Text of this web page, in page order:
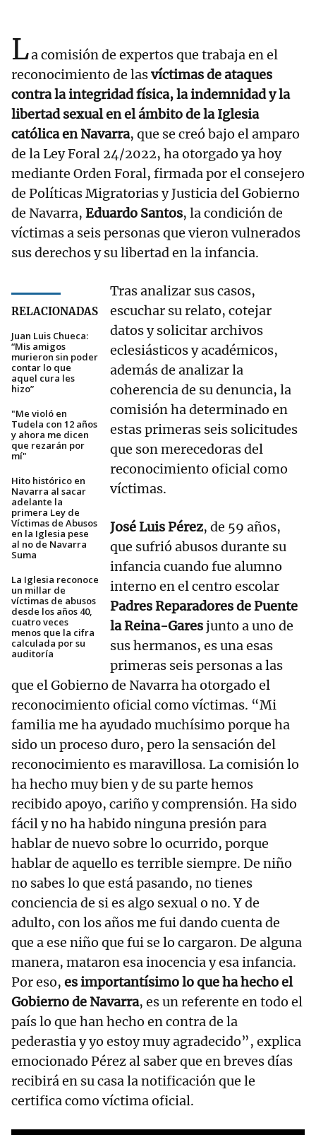
La comisión de expertos que trabaja en el
reconocimiento de lasvíctimas de ataques
contra la integridad física, la indemnidad y la
libertad sexual en el ámbito de la Iglesia
católica en Navarra, que se creó bajo el amparo
de la Ley Foral 24/2022, ha otorgado ya hoy
mediante Orden Foral, firmada por el consejero
de Políticas Migratorias y Justicia del Gobierno
de Navarra, Eduardo Santos, la condición de
víctimas a seis personas que vieron vulnerados
sus derechos y su libertad en la infancia.
RELACIONADAS
Juan Luis Chueca:
“Mis amigos
murieron sin poder
contar lo que
aquel cura les
hizo”
"Me violó en
Tudela con 12 años
y ahora me dicen
que rezarán por
mí"
Hito histórico en
Navarra al sacar
adelante la
primera Ley de
Víctimas de Abusos
en la Iglesia pese
al no de Navarra
Suma
La Iglesia reconoce
un millar de
víctimas de abusos
desde los años 40,
cuatro veces
menos que la cifra
calculada por su
auditoría
Tras analizar sus casos,
escuchar su relato, cotejar
datos y solicitar archivos
eclesiásticos y académicos,
además de analizar la
coherencia de su denuncia, la
comisión ha determinado en
estas primeras seis solicitudes
que son merecedoras del
reconocimiento oficial como
víctimas.
José Luis Pérez, de 59 años,
que sufrió abusos durante su
infancia cuando fue alumno
interno en el centro escolar
Padres Reparadores de Puente
la Reina-Garesjunto a uno de
sus hermanos, es una esas
primeras seis personas a las
que el Gobierno de Navarra ha otorgado el
reconocimiento oficial como víctimas. “Mi
familia me ha ayudado muchísimo porque ha
sido un proceso duro, pero la sensación del
reconocimiento es maravillosa. La comisión lo
ha hecho muy bien y de su parte hemos
recibido apoyo, cariño y comprensión. Ha sido
fácil y no ha habido ninguna presión para
hablar de nuevo sobre lo ocurrido, porque
hablar de aquello es terrible siempre. De niño
no sabes lo que está pasando, no tienes
conciencia de si es algo sexual o no. Y de
adulto, con los años me fui dando cuenta de
que a ese niño que fui se lo cargaron. De alguna
manera, mataron esa inocencia y esa infancia.
Por eso, es importantísimo lo que ha hecho el
Gobierno de Navarra, es un referente en todo el
país lo que han hecho en contra de la
pederastia y yo estoy muy agradecido”, explica
emocionado Pérez al saber que en breves días
recibirá en su casa la notificación que le
certifica como víctima oficial.